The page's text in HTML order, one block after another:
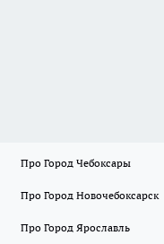
Про Город Чебоксары
Про Город Новочебоксарск
Про Город Ярославль